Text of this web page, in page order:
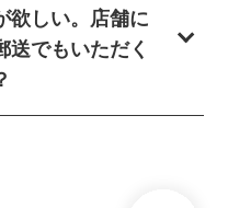
欲しい。店舗に
送でもいただく